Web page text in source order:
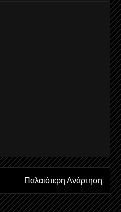
Παλαιότερη Ανάρτηση